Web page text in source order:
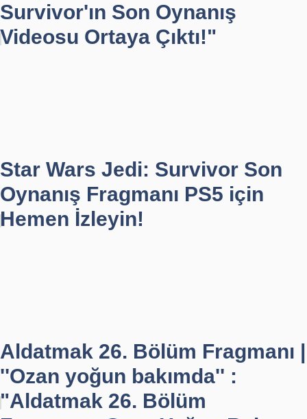
Survivor'ın Son Oynanış
Videosu Ortaya Çıktı!"
Star Wars Jedi: Survivor Son
Oynanış Fragmanı PS5 için
Hemen İzleyin!
Aldatmak 26. Bölüm Fragmanı |
''Ozan yoğun bakımda'' :
"Aldatmak 26. Bölüm